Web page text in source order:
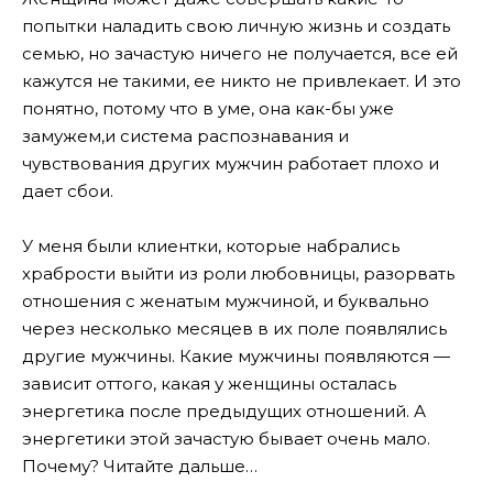
попытки наладить свою личную жизнь и создать
семью, но зачастую ничего не получается, все ей
кажутся не такими, ее никто не привлекает. И это
понятно, потому что в уме, она как-бы уже
замужем,и система распознавания и
чувствования других мужчин работает плохо и
дает сбои.
У меня были клиентки, которые набрались
храбрости выйти из роли любовницы, разорвать
отношения с женатым мужчиной, и буквально
через несколько месяцев в их поле появлялись
другие мужчины. Какие мужчины появляются —
зависит оттого, какая у женщины осталась
энергетика после предыдущих отношений. А
энергетики этой зачастую бывает очень мало.
Почему? Читайте дальше…